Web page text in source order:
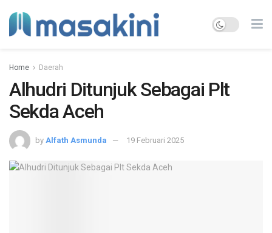
Home Daerah
Alhudri Ditunjuk Sebagai Plt
Sekda Aceh
by Alfath Asmunda 19 Februari 2025